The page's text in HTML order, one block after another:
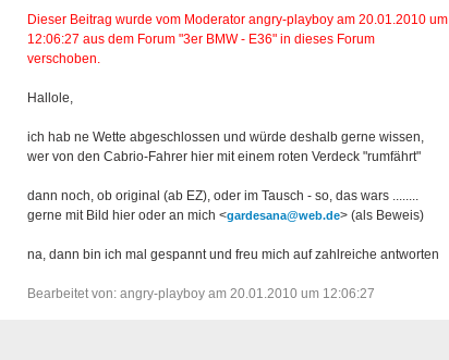
Dieser Beitrag wurde vom Moderator angry-playboy am 20.01.2010 um
12:06:27 aus dem Forum "3er BMW - E36" in dieses Forum
verschoben.
Hallole,
ich hab ne Wette abgeschlossen und würde deshalb gerne wissen,
wer von den Cabrio-Fahrer hier mit einem roten Verdeck "rumfährt"
dann noch, ob original (ab EZ), oder im Tausch - so, das wars ........
gerne mit Bild hier oder an mich <gardesana@web.de> (als Beweis)
na, dann bin ich mal gespannt und freu mich auf zahlreiche antworten
Bearbeitet von: angry-playboy am 20.01.2010 um 12:06:27